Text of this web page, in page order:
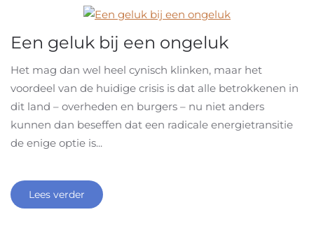
Een geluk bij een ongeluk
Het mag dan wel heel cynisch klinken, maar het
voordeel van de huidige crisis is dat alle betrokkenen in
dit land – overheden en burgers – nu niet anders
kunnen dan beseffen dat een radicale energietransitie
de enige optie is...
Lees verder